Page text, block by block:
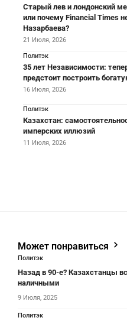
Старый лев и лондонский
или почему Financial Times
Назарбаева?
21 Июля, 2026
Политэк
35 лет Независимости:
предстоит построить
16 Июля, 2026
Политэк
Казахстан:
имперских иллюзий
11 Июля, 2026
Может понравиться
Политэк
Назад в 90-е? Казахстанцы
наличными
9 Июля, 2025
Политэк